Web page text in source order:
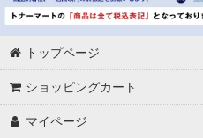
トップページ
ショッピングカート
マイページ